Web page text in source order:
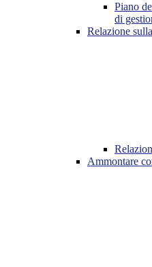
Piano
di
Relazione
Ammontare